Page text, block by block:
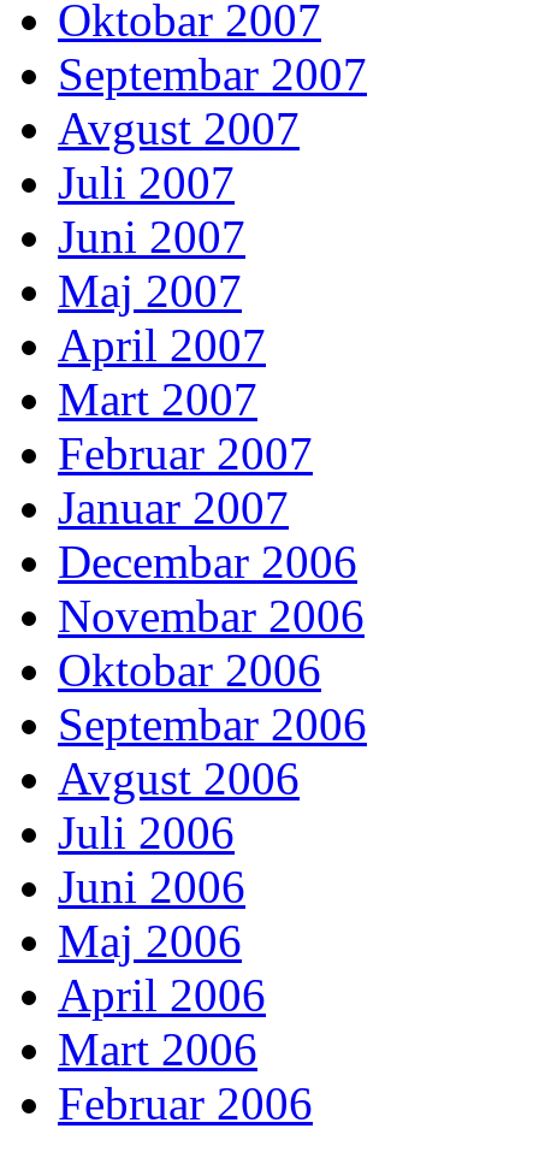
Oktobar 2007
Septembar 2007
Avgust 2007
Juli 2007
Juni 2007
Maj 2007
April 2007
Mart 2007
Februar 2007
Januar 2007
Decembar 2006
Novembar 2006
Oktobar 2006
Septembar 2006
Avgust 2006
Juli 2006
Juni 2006
Maj 2006
April 2006
Mart 2006
Februar 2006